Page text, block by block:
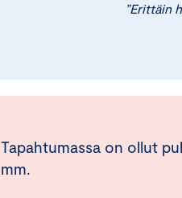
”Erittäin
Tapahtumassa on ollut
mm.